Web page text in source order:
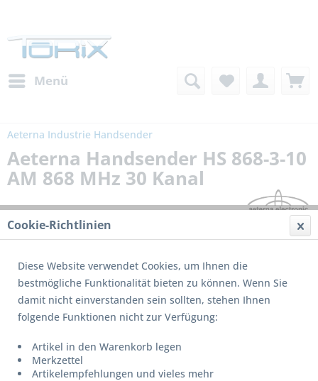
Menü
Aeterna Industrie Handsender
Aeterna Handsender HS 868-3-10
AM 868 MHz 30 Kanal
Cookie-Richtlinien
Diese Website verwendet Cookies, um Ihnen die
bestmögliche Funktionalität bieten zu können. Wenn Sie
damit nicht einverstanden sein sollten, stehen Ihnen
folgende Funktionen nicht zur Verfügung:
Artikel in den Warenkorb legen
Merkzettel
Artikelempfehlungen und vieles mehr